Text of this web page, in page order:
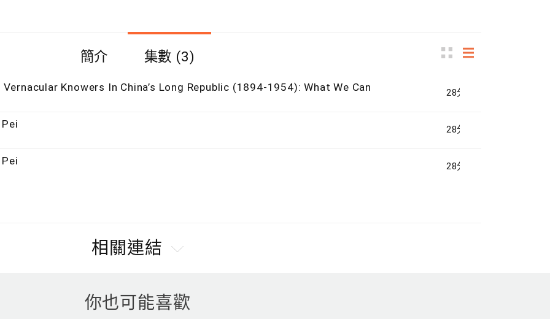
簡介 集數 (3)
28分鐘
Knowers In China’s Long Republic (1894-1954): What We Can
28分鐘
28分鐘
相關連結
你也可能喜歡